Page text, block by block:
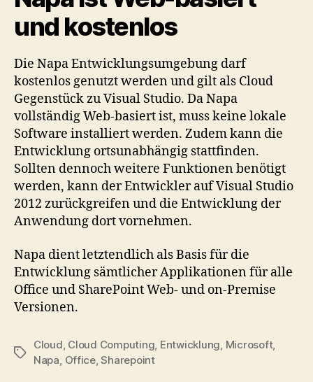
und kostenlos
Die Napa Entwicklungsumgebung darf
kostenlos genutzt werden und gilt als Cloud
Gegenstück zu Visual Studio. Da Napa
vollständig Web-basiert ist, muss keine lokale
Software installiert werden. Zudem kann die
Entwicklung ortsunabhängig stattfinden.
Sollten dennoch weitere Funktionen benötigt
werden, kann der Entwickler auf Visual Studio
2012 zurückgreifen und die Entwicklung der
Anwendung dort vornehmen.
Napa dient letztendlich als Basis für die
Entwicklung sämtlicher Applikationen für alle
Office und SharePoint Web- und on-Premise
Versionen.
Tags
Cloud Cloud Computing Entwicklung Microsoft,
Napa Office,Sharepoint